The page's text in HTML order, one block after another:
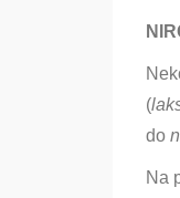
(
do
Na